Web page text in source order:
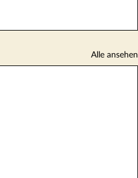
Alle ansehen